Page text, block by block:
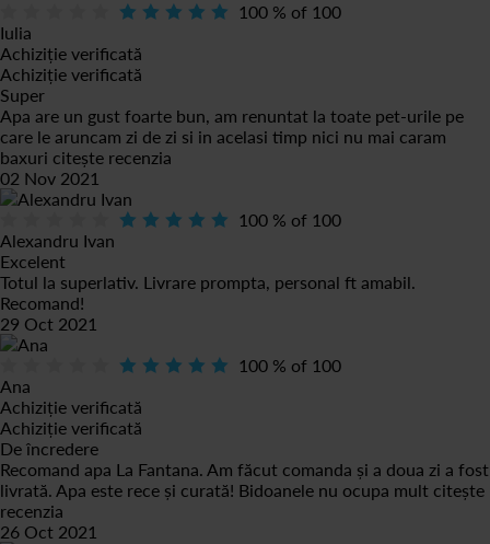
100 % of 100
Iulia
Achiziție verificată
Achiziție verificată
Super
Apa are un gust foarte bun, am renuntat la toate pet-urile pe
care le aruncam zi de zi si in acelasi timp nici nu mai caram
baxuri citește recenzia
02 Nov 2021
100 % of 100
Alexandru Ivan
Excelent
Totul la superlativ. Livrare prompta, personal ft amabil.
Recomand!
29 Oct 2021
100 % of 100
Ana
Achiziție verificată
Achiziție verificată
De încredere
Recomand apa La Fantana. Am făcut comanda și a doua zi a fost
livrată. Apa este rece și curată! Bidoanele nu ocupa mult citește
recenzia
26 Oct 2021